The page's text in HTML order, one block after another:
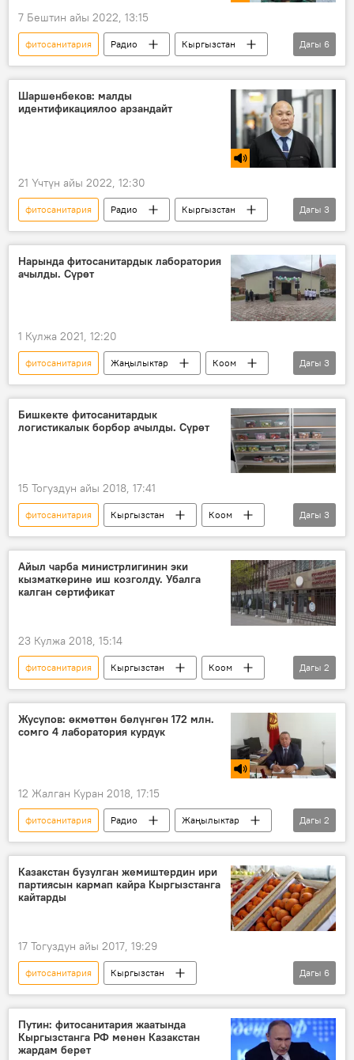
7 Бештин айы 2022, 13:15
фитосанитария Радио
Кыргызстан
экология
айыл чарба
биология
бактерия
күйүк Сайкал Бобушева
Дагы 6
Шаршенбеков: малды
идентификациялоо арзандайт
21 Үчтүн айы 2022, 12:30
фитосанитария Радио
Кыргызстан
айыл чарба
ветеринария
Алмаз Шаршенбеков
Дагы 3
Нарында фитосанитардык лаборатория
ачылды. Сүрөт
1 Кулжа 2021, 12:20
фитосанитария Жаңылыктар
Коом
Кыргызстан
Нарын лаборатория
Дагы 3
Бишкекте фитосанитардык
логистикалык борбор ачылды. Сүрөт
15 Тогуздун айы 2018, 17:41
фитосанитария Кыргызстан
Коом
Жаңылыктар
Бишкек
логистикалык борбор
Дагы 3
Айыл чарба министрлигинин эки
кызматкерине иш козголду. Убалга
калган сертификат
23 Кулжа 2018, 15:14
фитосанитария Кыргызстан
Коом
Жаңылыктар
кылмыш иши
Дагы 2
Жусупов: өкмөттөн бөлүнгөн 172 млн.
сомго 4 лаборатория курдук
12 Жалган Куран 2018, 17:15
фитосанитария Радио
Жаңылыктар
лаборатория
ветеринария
Дагы 2
Казакстан бузулган жемиштердин ири
партиясын кармап кайра Кыргызстанга
кайтарды
17 Тогуздун айы 2017, 19:29
фитосанитария
Кыргызстан
Жаңылыктар
Экономика
Казакстан
жашылча-жемиш
Дагы 6
Путин: фитосанитария жаатында
Кыргызстанга РФ менен Казакстан
жардам берет